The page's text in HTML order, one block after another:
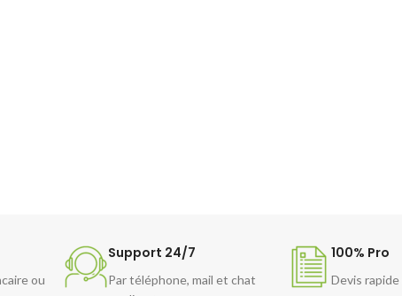
ou
Support 24/7
Par téléphone, mail et chat
100% Pro
Devis